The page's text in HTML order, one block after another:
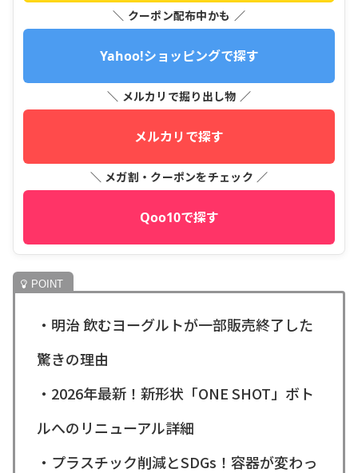
＼ クーポン配布中かも ／
Yahoo!ショッピングで探す
＼ メルカリで掘り出し物 ／
メルカリで探す
＼ メガ割・クーポンをチェック ／
Qoo10で探す
・明治 飲むヨーグルトが一部販売終了した
驚きの理由
・2026年最新！新形状「ONE SHOT」ボト
ルへのリニューアル詳細
・プラスチック削減とSDGs！容器が変わっ